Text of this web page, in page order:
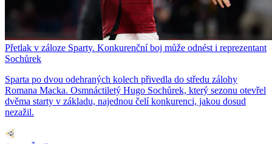
Přetlak v záloze Sparty. Konkurenční boj může odnést i reprezentant
Sochůrek
Sparta po dvou odehraných kolech přivedla do středu zálohy
Romana Macka. Osmnáctiletý Hugo Sochůrek, který sezonu otevřel
dvěma starty v základu, najednou čelí konkurenci, jakou dosud
nezažil.